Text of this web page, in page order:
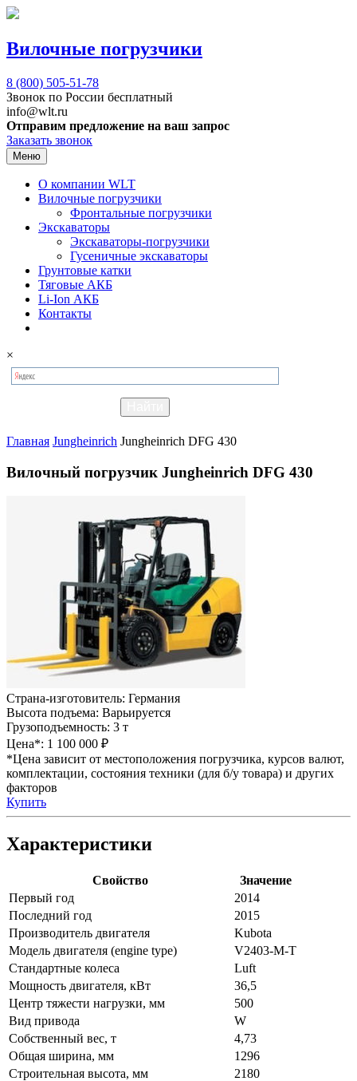
Вилочные погрузчики
8 (800) 505-51-78
Звонок по России бесплатный
info@wlt.ru
Отправим предложение на ваш запрос
Заказать звонок
Меню
О компании WLT
Вилочные погрузчики
Фронтальные погрузчики
Экскаваторы
Экскаваторы-погрузчики
Гусеничные экскаваторы
Грунтовые катки
Тяговые АКБ
Li-Ion АКБ
Контакты
×
Главная Jungheinrich Jungheinrich DFG 430
Вилочный погрузчик Jungheinrich DFG 430
Страна-изготовитель: Германия
Высота подъема: Варьируется
Грузоподъемность: 3 т
Цена*: 1 100 000 ₽
*Цена зависит от местоположения погрузчика, курсов валют,
комплектации, состояния техники (для б/у товара) и других
факторов
Купить
Характеристики
Свойство
Значение
Первый год
2014
Последний год
2015
Производитель двигателя
Kubota
Модель двигателя (engine type)
V2403-M-T
Стандартные колеса
Luft
Мощность двигателя, кВт
36,5
Центр тяжести нагрузки, мм
500
Вид привода
W
Собственный вес, т
4,73
Общая ширина, мм
1296
Строительная высота, мм
2180